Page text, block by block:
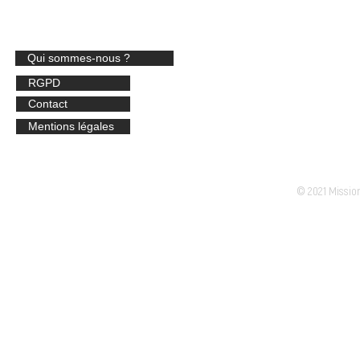
Qui sommes-nous ?
RGPD
Contact
Mentions légales
© 2021